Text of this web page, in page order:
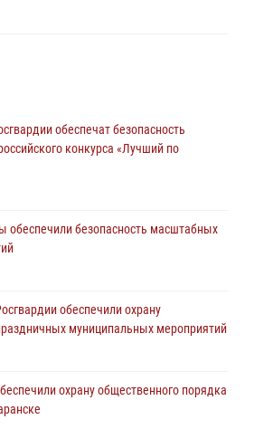
Отечества: центр лицензионно-
очередную партию вооружения в
стали призерами
по служебному шестиборью
нарушение правопорядка:
в отделе полиции
задержали гражданина за
обеспечат безопасность
конкурса «Лучший по
обеспечили безопасность масштабных
обеспечили охрану
муниципальных мероприятий
охрану общественного порядка